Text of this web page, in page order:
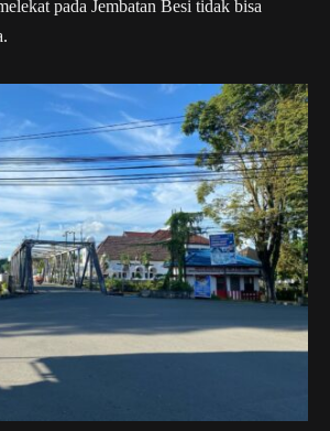
pada Jembatan Besi tidak bisa